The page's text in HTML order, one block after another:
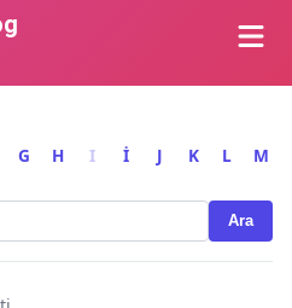
G H I İ J K L M
Ara